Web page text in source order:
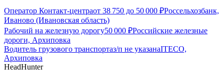
Оператор Контакт-центраот 38 750 до 50 000 ₽Россельхозбанк,
Иваново (Ивановская область)
Рабочий на железную дорогу50 000 ₽Российские железные
дороги, Архиповка
Водитель грузового транспортаз/п не указанаITECO,
Архиповка
HeadHunter